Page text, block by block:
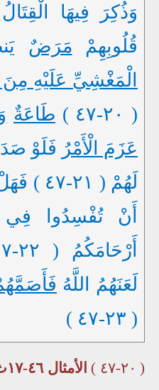
وَذُكِرَ فِيهَا
قُلُوبِهِمْ مَرَضٌ
الْمَغْشِيِّ عَلَيْهِ
( ٢٠-٤٧ )
طَاعَةٌ
عَزَمَ الْأَمْرُ فَلَوْ
لَهُمْ ( ٢١-٤٧ ) فَهَلْ
أَنْ تُفْسِدُوا فِي
لَعَنَهُمُ اللَّهُ
( ٢٣-٤٧ )
( ٢٠-٤٧ )